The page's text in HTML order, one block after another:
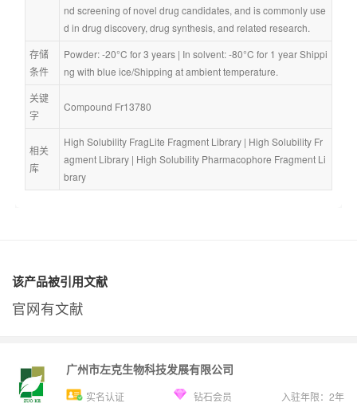
nd screening of novel drug candidates, and is commonly use
d in drug discovery, drug synthesis, and related research.
存储
条件
Powder: -20°C for 3 years | In solvent: -80°C for 1 year Shippi
ng with blue ice/Shipping at ambient temperature.
关键
字
Compound Fr13780
相关
库
High Solubility FragLite Fragment Library | High Solubility Fr
agment Library | High Solubility Pharmacophore Fragment Li
brary
该产品被引用文献
官网有文献
广州市左克生物科技发展有限公司
实名认证 钻石会员 入驻年限： 2年